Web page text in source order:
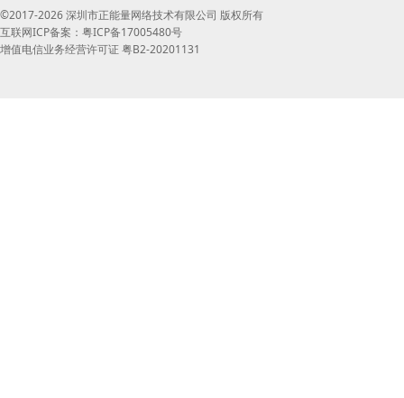
©2017-2026 深圳市正能量网络技术有限公司 版权所有
互联网ICP备案：粤ICP备17005480号
增值电信业务经营许可证 粤B2-20201131